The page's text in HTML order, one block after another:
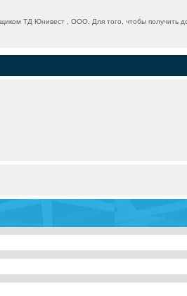
ТД Юнивест , ООО. Для того, чтобы получить